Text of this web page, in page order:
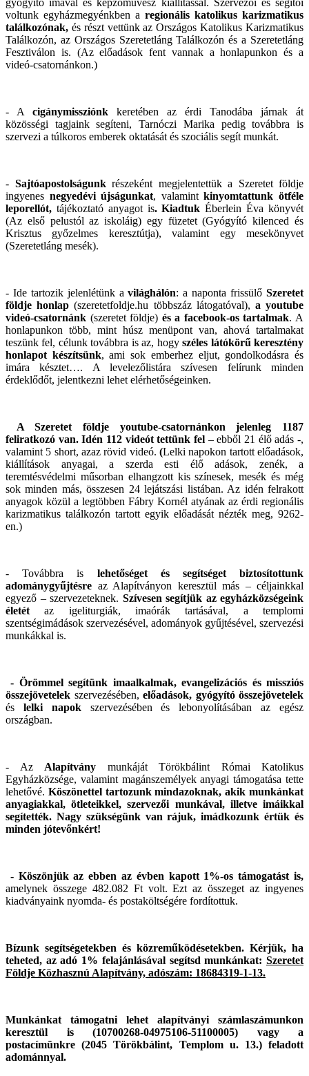
voltunk egyházmegyénkben a regionális katolikus karizmatikus
találkozónak, és részt vettünk az Országos Katolikus Karizmatikus
Találkozón, az Országos Szeretetláng Találkozón és a Szeretetláng
Fesztiválon is. (Az előadások fent vannak a honlapunkon és a
videó-csatornánkon.)
- A cigánymissziónk keretében az érdi Tanodába járnak át
közösségi tagjaink segíteni, Tarnóczi Marika pedig továbbra is
szervezi a túlkoros emberek oktatását és szociális segít munkát.
- Sajtóapostolságunk részeként megjelentettük a Szeretet földje
ingyenes negyedévi újságunkat, valamintkinyomtattunk ötféle
leporellót, tájékoztató anyagot is.Kiadtuk Éberlein Éva könyvét
(Az első pelustól az iskoláig) egy füzetet (Gyógyító kilenced és
Krisztus győzelmes keresztútja), valamint egy mesekönyvet
(Szeretetláng mesék).
- Ide tartozik jelenlétünk avilághálón: a naponta frissülőSzeretet
földje honlap(szeretetfoldje.hu többszáz látogatóval), ayoutube
videó-csatornánk (szeretet földje) és a facebook-os tartalmak. A
honlapunkon több, mint húsz menüpont van, ahová tartalmakat
teszünk fel, célunk továbbra is az, hogyszéles látókörű keresztény
honlapot készítsünk, ami sok emberhez eljut, gondolkodásra és
imára késztet…. A levelezőlistára szívesen felírunk minden
érdeklődőt, jelentkezni lehet elérhetőségeinken.
A Szeretet földje youtube-csatornánkon jelenleg 1187
feliratkozó van. Idén 112 videót tettünk fel – ebből 21 élő adás -,
valamint 5 short, azaz rövid videó. (Lelki napokon tartott előadások,
kiállítások anyagai, a szerda esti élő adások, zenék, a
teremtésvédelmi műsorban elhangzott kis színesek, mesék és még
sok minden más, összesen 24 lejátszási listában. Az idén felrakott
anyagok közül a legtöbben Fábry Kornél atyának az érdi regionális
karizmatikus találkozón tartott egyik előadását nézték meg, 9262-
en.)
- Továbbra is lehetőséget és segítséget biztosítottunk
adománygyűjtésre az Alapítványon keresztül más – céljainkkal
egyező – szervezeteknek. Szívesen segítjük az egyházközségeink
életét az igeliturgiák, imaórák tartásával, a templomi
szentségimádások szervezésével, adományok gyűjtésével, szervezési
munkákkal is.
- Örömmel segítünk imaalkalmak, evangelizációs és missziós
összejövetelek szervezésében, előadások, gyógyító összejövetelek
és lelki napok szervezésében és lebonyolításában az egész
országban.
- Az Alapítvány munkáját Törökbálint Római Katolikus
Egyházközsége, valamint magánszemélyek anyagi támogatása tette
lehetővé. Köszönettel tartozunk mindazoknak, akik munkánkat
anyagiakkal, ötleteikkel, szervezői munkával, illetve imáikkal
segítették. Nagy szükségünk van rájuk, imádkozunk értük és
minden jótevőnkért!
- Köszönjük az ebben az évben kapott 1%-os támogatást is,
amelynek összege 482.082 Ft volt. Ezt az összeget az ingyenes
kiadványaink nyomda- és postaköltségére fordítottuk.
Bízunk segítségetekben és közreműködésetekben. Kérjük, ha
teheted, az adó 1% felajánlásával segítsd munkánkat: Szeretet
Földje Közhasznú Alapítvány, adószám: 18684319-1-13.
Munkánkat támogatni lehet alapítványi számlaszámunkon
keresztül is (10700268-04975106-51100005) vagy a
postacímünkre (2045 Törökbálint, Templom u. 13.) feladott
adománnyal.